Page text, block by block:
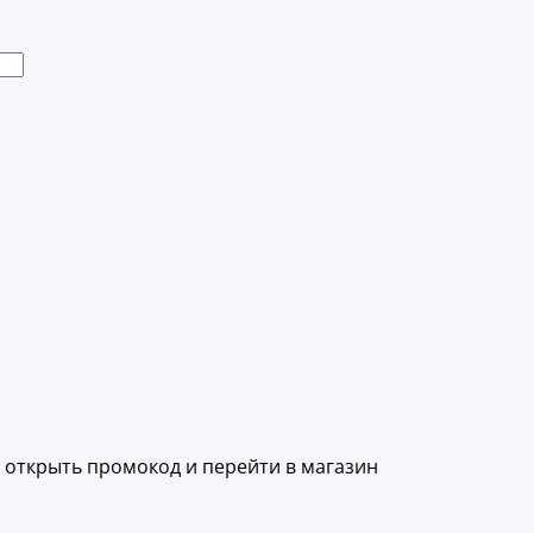
открыть промокод и перейти в магазин